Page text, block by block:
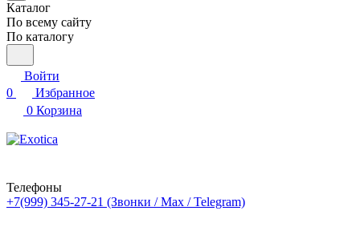
Каталог
По всему сайту
По каталогу
Войти
0
Избранное
0 Корзина
Телефоны
+7(999) 345-27-21 (Звонки / Max / Telegram)